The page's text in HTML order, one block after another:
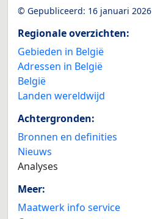
© Gepubliceerd: 16 januari 2026
Regionale overzichten:
Gebieden in België
Adressen in België
België
Landen wereldwijd
Achtergronden:
Bronnen en definities
Nieuws
Analyses
Meer:
Maatwerk info service